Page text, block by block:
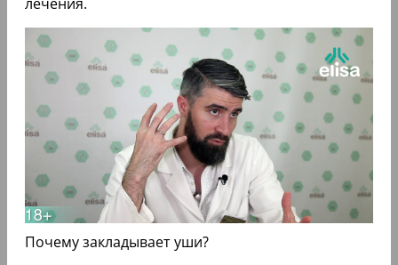
Почему закладывает уши?